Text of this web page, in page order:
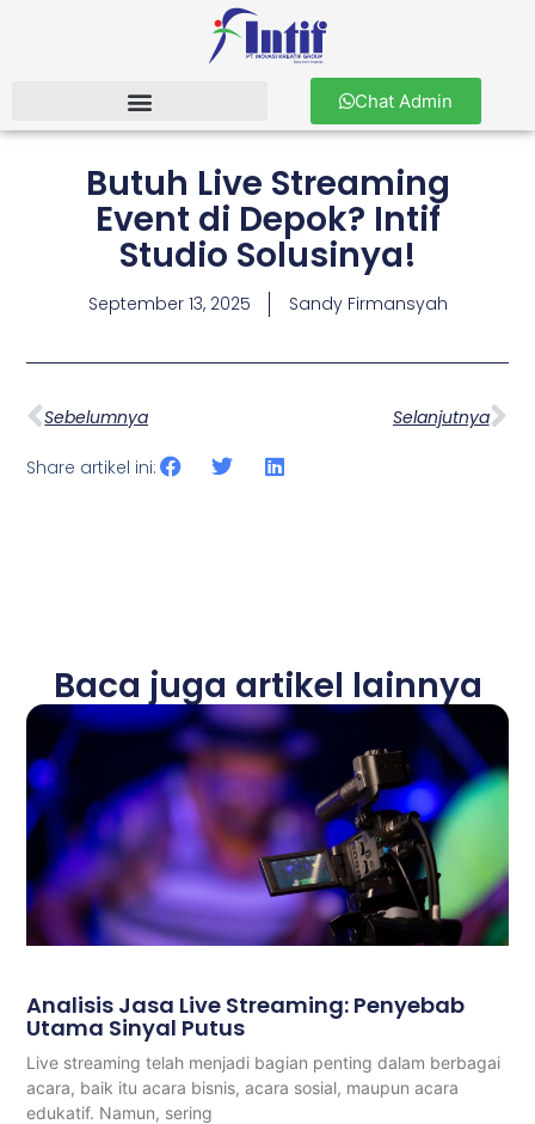
Chat Admin
Butuh Live Streaming
Event di Depok? Intif
Studio Solusinya!
September 13, 2025 Sandy Firmansyah
Sebelumnya Selanjutnya
Share artikel ini:
Baca juga artikel lainnya
Analisis Jasa Live Streaming: Penyebab
Utama Sinyal Putus
Live streaming telah menjadi bagian penting dalam berbagai
acara, baik itu acara bisnis, acara sosial, maupun acara
edukatif. Namun, sering